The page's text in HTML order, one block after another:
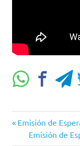
Entrada
anterior:
Emisión de
Siguiente
Emisión de